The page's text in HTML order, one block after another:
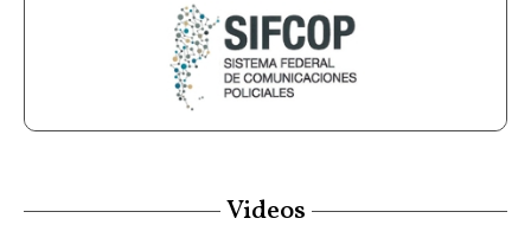
Videos